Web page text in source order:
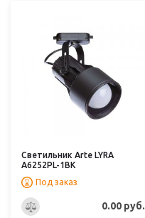
Светильник Arte LYRA
A6252PL-1BK
Под заказ
0.00 руб.